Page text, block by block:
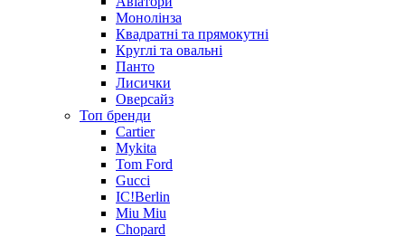
Монолінза
Квадратні та прямокутні
Круглі та овальні
Панто
Лисички
Оверсайз
Топ бренди
Cartier
Mykita
Tom Ford
Gucci
IC!Berlin
Miu Miu
Chopard